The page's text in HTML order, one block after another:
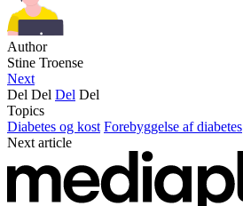
Author
Stine Troense
Next
Del Del Del Del
Topics
Diabetes og kost Forebyggelse af diabetes
Next article